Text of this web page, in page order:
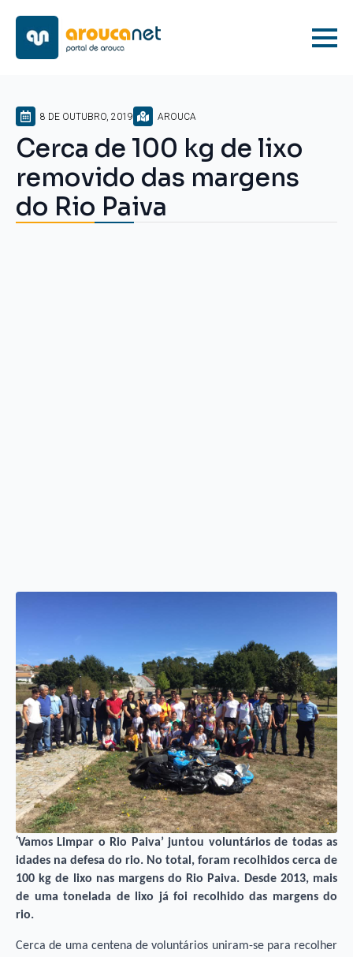
8 DE OUTUBRO, 2019 AROUCA
Cerca de 100 kg de lixo
removido das margens
do Rio Paiva
‘Vamos Limpar o Rio Paiva’ juntou voluntários de todas as
idades na defesa do rio. No total, foram recolhidos cerca de
100 kg de lixo nas margens do Rio Paiva. Desde 2013, mais
de uma tonelada de lixo já foi recolhido das margens do
rio.
Cerca de uma centena de voluntários uniram-se para recolher